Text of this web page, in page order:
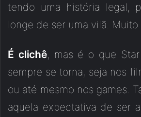
tendo uma história legal,
longe de ser uma vilã. Muito
É clichê, mas é o que Star
sempre se torna, seja nos
ou até mesmo nos games.
aquela expectativa de ser